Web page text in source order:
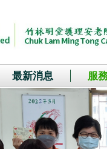
最新消息 服